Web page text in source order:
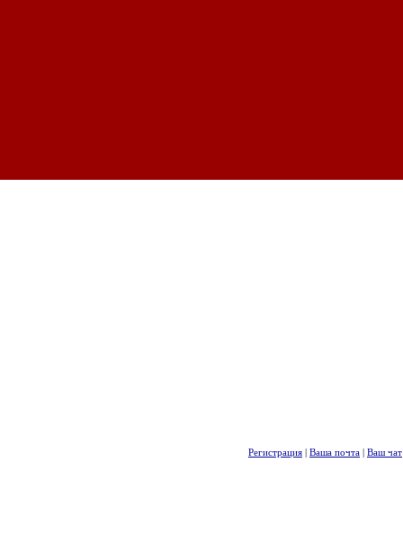
Регистрация | Ваша почта | Ваш чат